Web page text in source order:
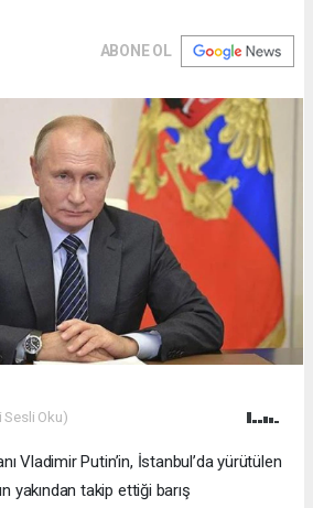
ABONE OL
Sesli Oku)
Vladimir Putin’in, İstanbul’da yürütülen
yakından takip ettiği barış